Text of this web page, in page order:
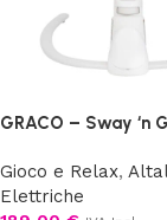
GRACO – Sway ‘n
Gioco e Relax,
Elettriche